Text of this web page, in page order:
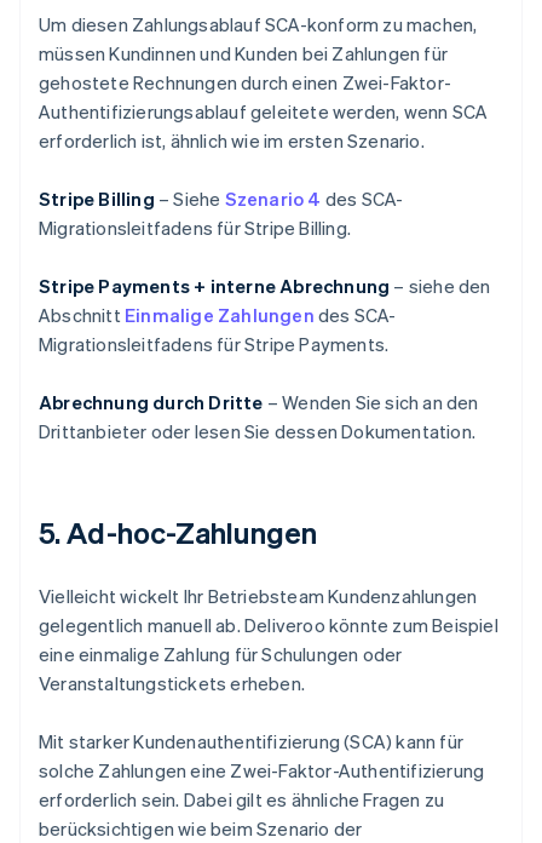
Um diesen Zahlungsablauf SCA-konform zu machen,
müssen Kundinnen und Kunden bei Zahlungen für
gehostete Rechnungen durch einen Zwei-Faktor-
Authentifizierungsablauf geleitete werden, wenn SCA
erforderlich ist, ähnlich wie im ersten Szenario.
Stripe Billing – Siehe Szenario 4 des SCA-
Migrationsleitfadens für Stripe Billing.
Stripe Payments + interne Abrechnung – siehe den
Abschnitt Einmalige Zahlungen des SCA-
Migrationsleitfadens für Stripe Payments.
Abrechnung durch Dritte – Wenden Sie sich an den
Drittanbieter oder lesen Sie dessen Dokumentation.
5. Ad-hoc-Zahlungen
Vielleicht wickelt Ihr Betriebsteam Kundenzahlungen
gelegentlich manuell ab. Deliveroo könnte zum Beispiel
eine einmalige Zahlung für Schulungen oder
Veranstaltungstickets erheben.
Mit starker Kundenauthentifizierung (SCA) kann für
solche Zahlungen eine Zwei-Faktor-Authentifizierung
erforderlich sein. Dabei gilt es ähnliche Fragen zu
berücksichtigen wie beim Szenario der